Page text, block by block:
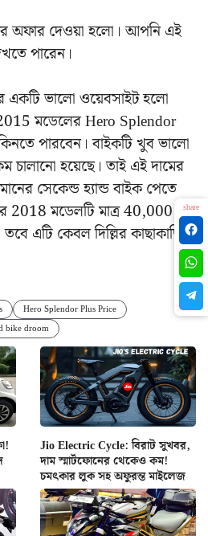
অফার দেওয়া হলো। আপনি এই
পারেন।
একটি ভালো ওয়েবসাইট হলো
মডেলের Hero Splendor
পারবেন। বাইকটি খুব ভালো
চালানো হয়েছে। তাই এই দামের
সেকেন্ড হ্যান্ড বাইক পেতে
2018 মডেলটি মাত্র 40,000
এটি কেবল দিল্লির কাছাকাছি
Hero Splendor Plus Price
bike droom
Jio Electric Cycle: বিরাট সুখবর,
দাম স্মার্টফোনের থেকেও কম!
চমৎকার লুক সহ অফুরন্ত মাইলেজ
share